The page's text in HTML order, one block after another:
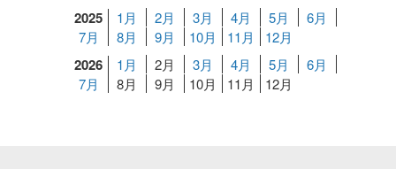
2025 1月 2月 3月 4月 5月
6月
7月
8月 9月 10月 11月 12月
2026 1月 2月 3月 4月 5月
6月
7月
8月 9月 10月 11月 12月